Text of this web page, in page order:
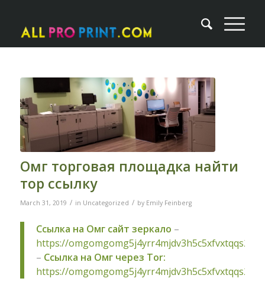
Омг торговая площадка найти
тор ссылку
March 31, 2019 / in Uncategorized / by Emily Feinberg
Ссылка на Омг сайт зеркало –
https://
– Ссылка на Омг через Tor:
https://